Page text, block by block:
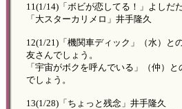
11(1/14)「ボビが恋してる！」よしだ
「大スターカリメロ」井手隆久
12(1/21)「機関車ディック」（水）と
友さんでしょう。
「宇宙がボクを呼んでいる」（仲）
でしょう。
13(1/28)「ちょっと残念」井手隆久